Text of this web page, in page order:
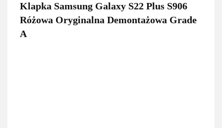
Klapka Samsung Galaxy S22 Plus S906
Różowa Oryginalna Demontażowa Grade
A